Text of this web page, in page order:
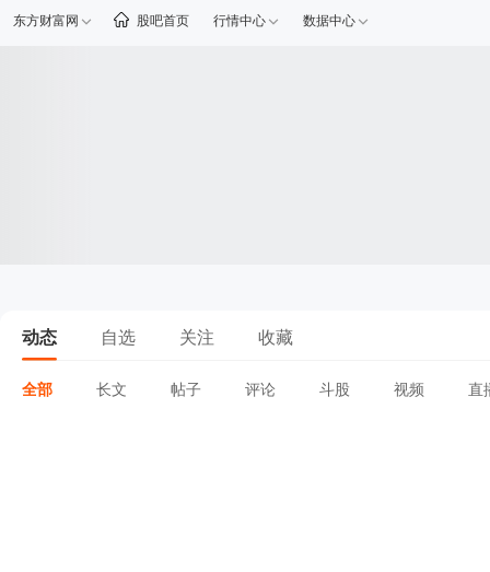
东方财富网 股吧首页 行情中心 数据中心
动态 自选 关注 收藏
全部 长文 帖子 评论 斗股 视频 直